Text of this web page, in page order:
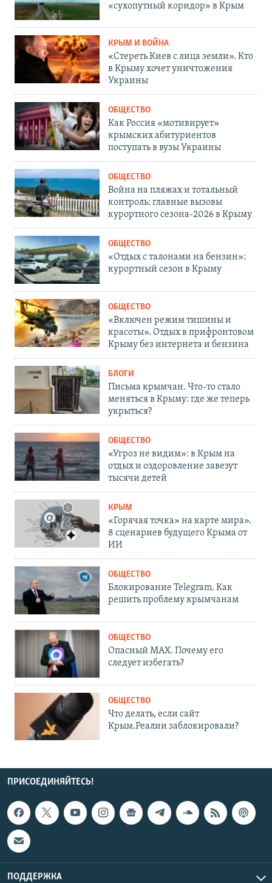
«сухопутный коридор» в Крым
КРЫМ И ВОЙНА
«Стереть Киев с лица земли». Кто
в Крыму хочет уничтожения
Украины
ОБЩЕСТВО
Как Россия «мотивирует»
крымских абитуриентов
поступать в вузы Украины
ОБЩЕСТВО
Война на пляжах и тотальный
контроль: главные вызовы
курортного сезона-2026 в Крыму
ОБЩЕСТВО
«Отдых с талонами на бензин»:
курортный сезон в Крыму
ОБЩЕСТВО
«Включен режим тишины и
красоты». Отдых в прифронтовом
Крыму без интернета и бензина
БЛОГИ
Письма крымчан. Что-то стало
меняться в Крыму: где же теперь
укрыться?
ОБЩЕСТВО
«Угроз не видим»: в Крым на
отдых и оздоровление завезут
тысячи детей
КРЫМ
«Горячая точка» на карте мира».
8 сценариев будущего Крыма от
ИИ
ОБЩЕСТВО
Блокирование Telegram. Как
решить проблему крымчанам
ОБЩЕСТВО
Опасный MAX. Почему его
следует избегать?
ОБЩЕСТВО
Что делать, если сайт
Крым.Реалии заблокировали?
ПРИСОЕДИНЯЙТЕСЬ!
ПОДДЕРЖКА